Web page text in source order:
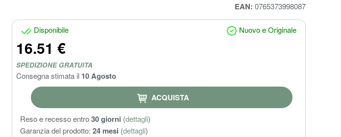
EAN: 0765373998087
Disponibile Nuovo e Originale
16.51 €
SPEDIZIONE GRATUITA
Consegna stimata il 10 Agosto
ACQUISTA
Reso e recesso entro30 giorni (dettagli)
Garanzia del prodotto: 24 mesi (dettagli)